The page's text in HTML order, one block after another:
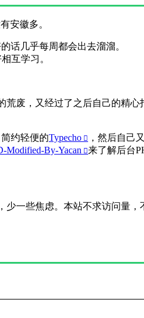
安徽多。
话几乎每周都会出去溜溜。
互学习。
废，又经过了之后自己的精心
约轻便的Typecho ，然后自己
Modified-By-Yacan
来了解后台
一些焦虑。本站不求访问量，